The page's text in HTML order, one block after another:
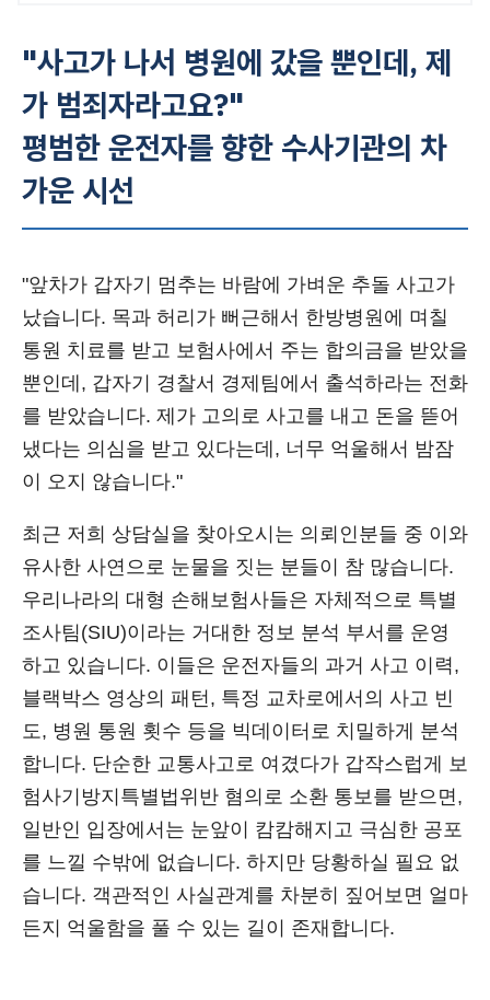
"사고가 나서 병원에 갔을 뿐인데, 제
가 범죄자라고요?"
평범한 운전자를 향한 수사기관의 차
가운 시선
"앞차가 갑자기 멈추는 바람에 가벼운 추돌 사고가
났습니다. 목과 허리가 뻐근해서 한방병원에 며칠
통원 치료를 받고 보험사에서 주는 합의금을 받았을
뿐인데, 갑자기 경찰서 경제팀에서 출석하라는 전화
를 받았습니다. 제가 고의로 사고를 내고 돈을 뜯어
냈다는 의심을 받고 있다는데, 너무 억울해서 밤잠
이 오지 않습니다."
최근 저희 상담실을 찾아오시는 의뢰인분들 중 이와
유사한 사연으로 눈물을 짓는 분들이 참 많습니다.
우리나라의 대형 손해보험사들은 자체적으로 특별
조사팀(SIU)이라는 거대한 정보 분석 부서를 운영
하고 있습니다. 이들은 운전자들의 과거 사고 이력,
블랙박스 영상의 패턴, 특정 교차로에서의 사고 빈
도, 병원 통원 횟수 등을 빅데이터로 치밀하게 분석
합니다. 단순한 교통사고로 여겼다가 갑작스럽게 보
험사기방지특별법위반 혐의로 소환 통보를 받으면,
일반인 입장에서는 눈앞이 캄캄해지고 극심한 공포
를 느낄 수밖에 없습니다. 하지만 당황하실 필요 없
습니다. 객관적인 사실관계를 차분히 짚어보면 얼마
든지 억울함을 풀 수 있는 길이 존재합니다.